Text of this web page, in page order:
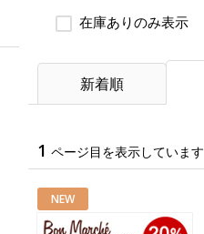
在庫ありのみ表示
新着順
1 ページ目を表示しています
NEW